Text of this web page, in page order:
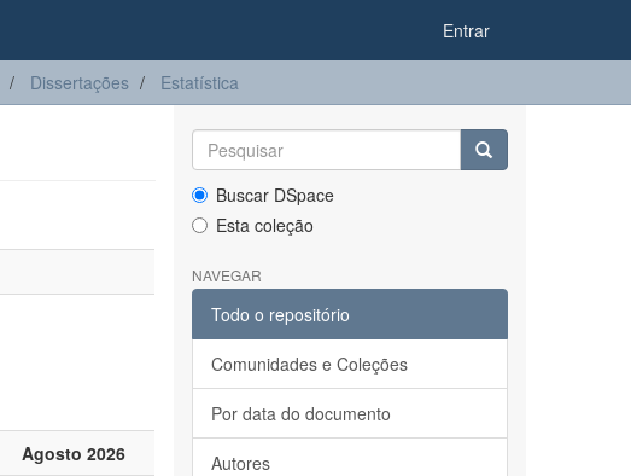
Entrar
Dissertações Estatística
Agosto 2026
Buscar DSpace
Esta coleção
NAVEGAR
Todo o repositório
Comunidades e Coleções
Por data do documento
Autores